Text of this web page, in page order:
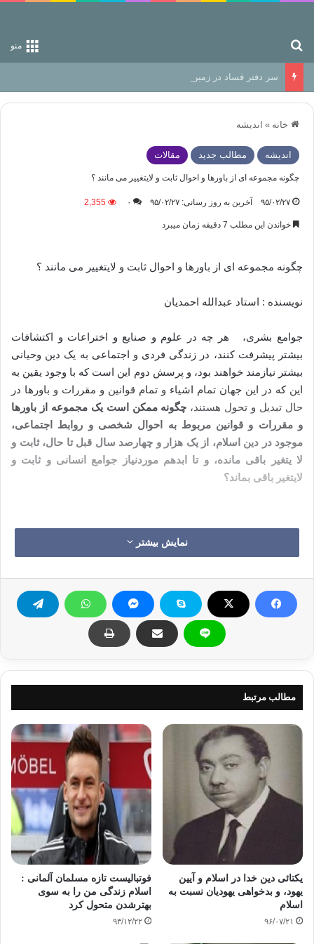
منو
سر دفتر فساد در زمین‌، دوری وکناره‌گیری از راه خداست‌!
خانه » اندیشه
اندیشه مطالب جدید مقالات
چگونه مجموعه ای از باورها و احوال ثابت و لایتغییر می مانند ؟
۹۵/۰۲/۲۷ آخرین به روز رسانی: ۹۵/۰۲/۲۷ ۰ 2,355
خواندن این مطلب 7 دقیقه زمان میبرد
چگونه مجموعه ای از باورها و احوال ثابت و لایتغییر می مانند ؟
نویسنده : استاد عبدالله احمدیان
جوامع بشری، هر چه در علوم و صنایع و اختراعات و اکتشافات
بیشتر پیشرفت کنند، در زندگی فردی و اجتماعی به یک دین وحیانی
بیشتر نیازمند خواهند بود، و پرسش دوم این است که با وجود یقین به
این که در این جهان تمام اشیاء و تمام قوانین و مقررات و باورها در
حال تبدیل و تحول هستند، چگونه ممکن است یک مجموعه از باورها
و مقررات و قوانین مربوط به احوال شخصی و روابط اجتماعی،
موجود در دین اسلام، از یک هزار و چهارصد سال قبل تا حال، ثابت و
لا یتغیر باقی مانده، و تا ابدهم موردنیاز جوامع انسانی و ثابت و
لایتغیر باقی بماند؟
پاسخ این پرسش به طور مجمل این است که ماهیت ها و خواص
طلبی او، و انسان و غریزه های کنترل نشده لذت جویی و تحمل گرا
یی و جاه طلبی )هرگز تغییر نمی کنند، هزار و پانصدسال قبل چگونه
بوده اند حالا هم این گونه هستند و تا ابد و تا انسان انسان است این
گونه خواهد بود، و باورها و احکام و مقررات دین وحیانی اسلام پاسخ
غریزه ها است، که آن پاسخ و آن راه هم تغییر پذیر نیستند.
و پاسخ این پرسش به طور مفصل از این قرار است، که عبارت فوق
در زمینه کلی بودن تغییر و تحول نسبت به همه اشیاء و همه قانون ها
و خاصیت ها، از عبارت های گزافه آمیز و وسوسه انگیز برخی مادی
گرایان است، و غیر قابل تطبیق باواقعیت های عینی است، آیازهز
هایی که امروز خاصیت سمی و کشندگی را دارن، دو هزار سال قبل
خاصیت حیاتی را داشته اند؟ آیا آشامیدن آب گوارا و استشناق هوای
آزاد که هزار و پانصد سال قبل از ضروریات حیات انسان بوده اند،
امروز خاصیت سمی را دارند و موجب مرگ انسان ها می باشند، آیا
روزگاران خیلی قدیم قند و خرما تلخ بوده اند؟ و بعد شیرین شده اند
و تغییر خاصیت داده اند؟
و آیا در زمان ارسطو حدود دو هزار و چند صد سال قبل که دو به
اضافه دو می شد چهار و درجات زوایای داخلی هر مثلث مساوی دو
نمایش بیشتر
مطالب مرتبط
یکتائی دین خدا در اسلام و آیین
یهود، و بدخواهی یهودیان نسبت به
اسلام
۹۶/۰۷/۲۱
فوتبالیست تازه‌ مسلمان آلمانی :
اسلام زندگی من را به سوی
بهترشدن متحول کرد
۹۳/۱۲/۲۲